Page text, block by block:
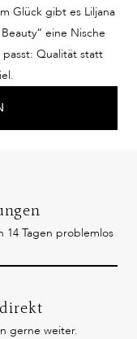
Glück gibt es Liljana
eine Nische
Qualität statt
14 Tagen problemlos
gerne weiter.